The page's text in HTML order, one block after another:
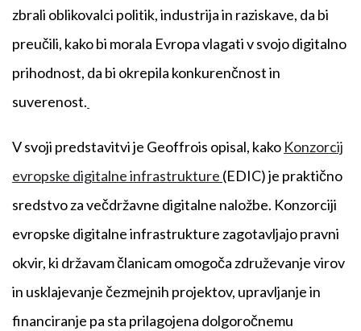
zbrali oblikovalci politik, industrija in raziskave, da bi
preučili, kako bi morala Evropa vlagati v svojo digitalno
prihodnost, da bi okrepila konkurenčnost in
suverenost.
V svoji predstavitvi je Geoffrois opisal, kako Konzorcij
evropske digitalne infrastrukture (EDIC) je praktično
sredstvo za večdržavne digitalne naložbe. Konzorciji
evropske digitalne infrastrukture zagotavljajo pravni
okvir, ki državam članicam omogoča združevanje virov
in usklajevanje čezmejnih projektov, upravljanje in
financiranje pa sta prilagojena dolgoročnemu